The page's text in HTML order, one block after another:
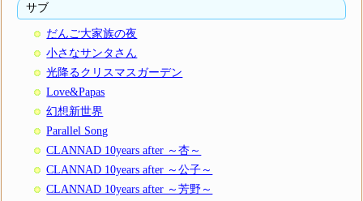
サブ
だんご大家族の夜
小さなサンタさん
光降るクリスマスガーデン
Love&Papas
幻想新世界
Parallel Song
CLANNAD 10years after ～杏～
CLANNAD 10years after ～公子～
CLANNAD 10years after ～芳野～